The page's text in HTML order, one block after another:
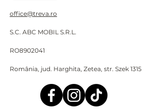
office@treva.ro
S.C. ABC MOBIL S.R.L.
RO8902041
România, jud. Harghita, Zetea, str. Szek 1315